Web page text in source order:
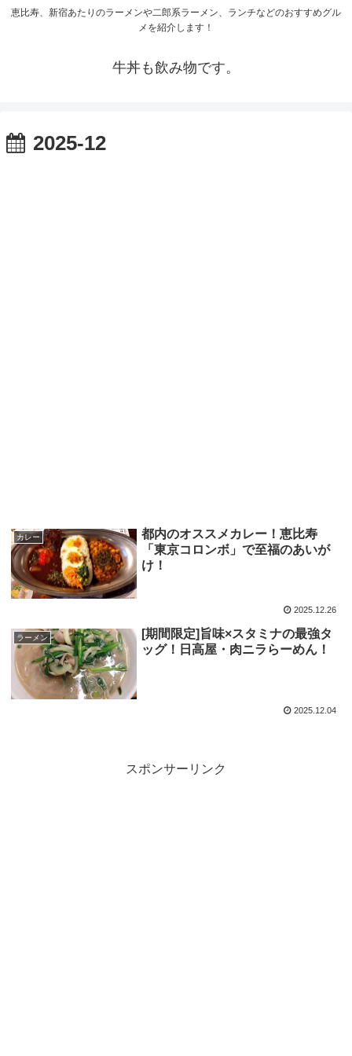
恵比寿、新宿あたりのラーメンや二郎系ラーメン、ランチなどのおすすめグル
メを紹介します！
牛丼も飲み物です。
2025-12
カレー
都内のオススメカレー！恵比寿
「東京コロンボ」で至福のあいが
け！
2025.12.26
ラーメン
[期間限定]旨味×スタミナの最強タ
ッグ！日高屋・肉ニラらーめん！
2025.12.04
スポンサーリンク